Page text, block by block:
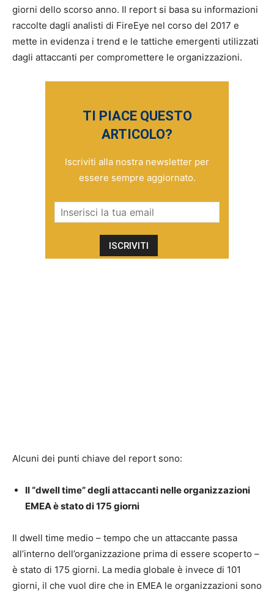
giorni dello scorso anno. Il report si basa su informazioni
raccolte dagli analisti di FireEye nel corso del 2017 e
mette in evidenza i trend e le tattiche emergenti utilizzati
dagli attaccanti per compromettere le organizzazioni.
TI PIACE QUESTO
ARTICOLO?
Iscriviti alla nostra newsletter per
essere sempre aggiornato.
Alcuni dei punti chiave del report sono:
Il “dwell time” degli attaccanti nelle organizzazioni
EMEA è stato di 175 giorni
Il dwell time medio – tempo che un attaccante passa
all’interno dell’organizzazione prima di essere scoperto –
è stato di 175 giorni. La media globale è invece di 101
giorni, il che vuol dire che in EMEA le organizzazioni sono